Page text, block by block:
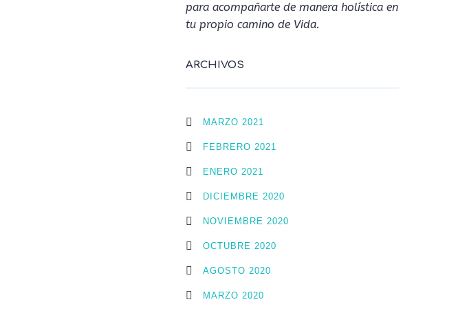
para acompañarte de manera holística en
tu propio camino de Vida.
ARCHIVOS
MARZO 2021
FEBRERO 2021
ENERO 2021
DICIEMBRE 2020
NOVIEMBRE 2020
OCTUBRE 2020
AGOSTO 2020
MARZO 2020